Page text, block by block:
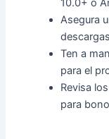
10.0+ o
Asegura
Ten a
para el
Revisa
para